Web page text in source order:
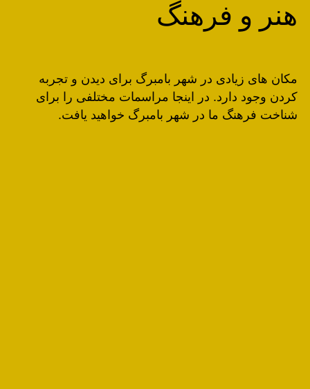
هنر و فرهنگ
مکان های زیادی در شهر بامبرگ برای دیدن و تجربه
کردن وجود دارد. در اینجا مراسمات مختلفی را برای
شناخت فرهنگ ما در شهر بامبرگ خواهید یافت.